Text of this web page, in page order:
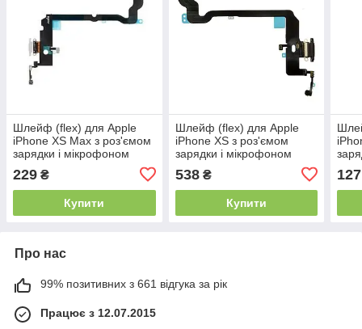
Шлейф (flex) для Apple
iPhone XS Max з роз'ємом
зарядки і мікрофоном
229 ₴
Купити
Шлейф (flex) для Apple
iPhone XS з роз'ємом
зарядки і мікрофоном
538₴
Купити
127
Про нас
99% позитивних з 661 відгука за рік
Працює з 12.07.2015